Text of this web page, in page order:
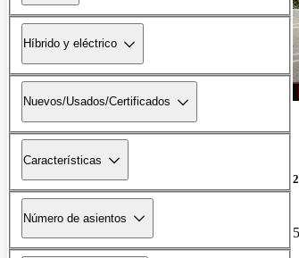
Híbrido y eléctrico
Nuevos/Usados/Certificados
Características
Número de asientos